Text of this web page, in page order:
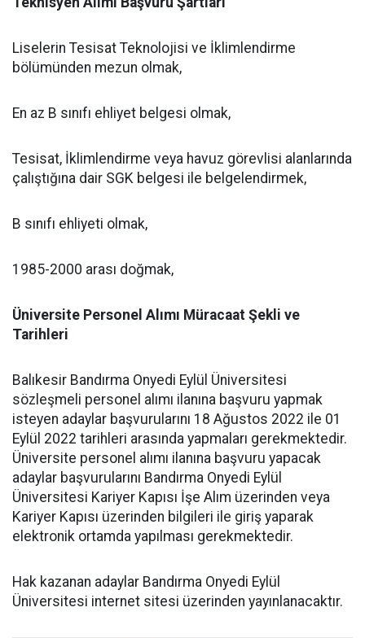
Liselerin Tesisat Teknolojisi ve İklimlendirme
bölümünden mezun olmak,
En az B sınıfı ehliyet belgesi olmak,
Tesisat, İklimlendirme veya havuz görevlisi alanlarında
çalıştığına dair SGK belgesi ile belgelendirmek,
B sınıfı ehliyeti olmak,
1985-2000 arası doğmak,
Üniversite Personel Alımı Müracaat Şekli ve
Tarihleri
Balıkesir Bandırma Onyedi Eylül Üniversitesi
sözleşmeli personel alımı ilanına başvuru yapmak
isteyen adaylar başvurularını 18 Ağustos 2022 ile 01
Eylül 2022 tarihleri arasında yapmaları gerekmektedir.
Üniversite personel alımı ilanına başvuru yapacak
adaylar başvurularını Bandırma Onyedi Eylül
Üniversitesi Kariyer Kapısı İşe Alım üzerinden veya
Kariyer Kapısı üzerinden bilgileri ile giriş yaparak
elektronik ortamda yapılması gerekmektedir.
Hak kazanan adaylar Bandırma Onyedi Eylül
Üniversitesi internet sitesi üzerinden yayınlanacaktır.